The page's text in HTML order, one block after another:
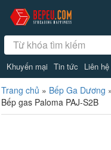
Khuyến mại Tin tức Liên hệ
Trang chủ » Bếp Ga Dương
Bếp gas Paloma PAJ-S2B